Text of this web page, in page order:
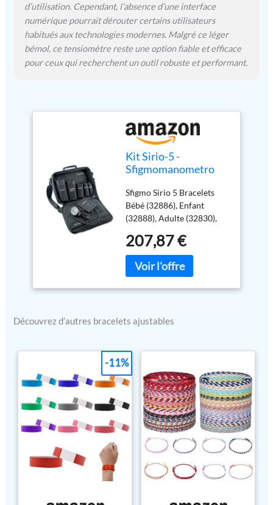
d’utilisation. Cependant, l’absence d’une interface
numérique pourrait dérouter certains utilisateurs
habitués aux technologies modernes. Malgré ce léger
bémol, ce tensiomètre reste une option fiable et efficace
pour ceux qui recherchent un outil robuste et performant.
Kit Sirio-5 -
Sfigmomanometro
Diverse Dimensioni
Sfigmo Sirio 5 Bracelets
Bébé (32886), Enfant
(32888), Adulte (32830),
(32837) dans un sac en
nylon.
207,87 €
Découvrez d’autres bracelets ajustables
-11%